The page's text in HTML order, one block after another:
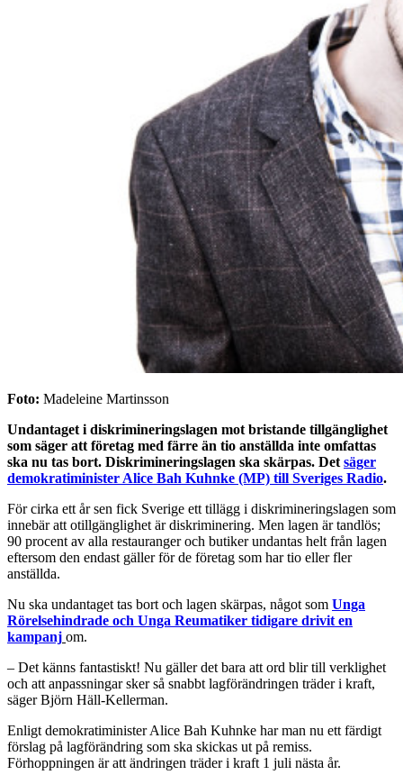
Foto: Madeleine Martinsson
Undantaget i diskrimineringslagen mot bristande tillgänglighet
som säger att företag med färre än tio anställda inte omfattas
ska nu tas bort. Diskrimineringslagen ska skärpas. Det säger
demokratiminister Alice Bah Kuhnke (MP) till Sveriges Radio.
För cirka ett år sen fick Sverige ett tillägg i diskrimineringslagen som
innebär att otillgänglighet är diskriminering. Men lagen är tandlös;
90 procent av alla restauranger och butiker undantas helt från lagen
eftersom den endast gäller för de företag som har tio eller fler
anställda.
Nu ska undantaget tas bort och lagen skärpas, något som Unga
Rörelsehindrade och Unga Reumatiker tidigare drivit en
kampanj om.
– Det känns fantastiskt! Nu gäller det bara att ord blir till verklighet
och att anpassningar sker så snabbt lagförändringen träder i kraft,
säger Björn Häll-Kellerman.
Enligt demokratiminister Alice Bah Kuhnke har man nu ett färdigt
förslag på lagförändring som ska skickas ut på remiss.
Förhoppningen är att ändringen träder i kraft 1 juli nästa år.